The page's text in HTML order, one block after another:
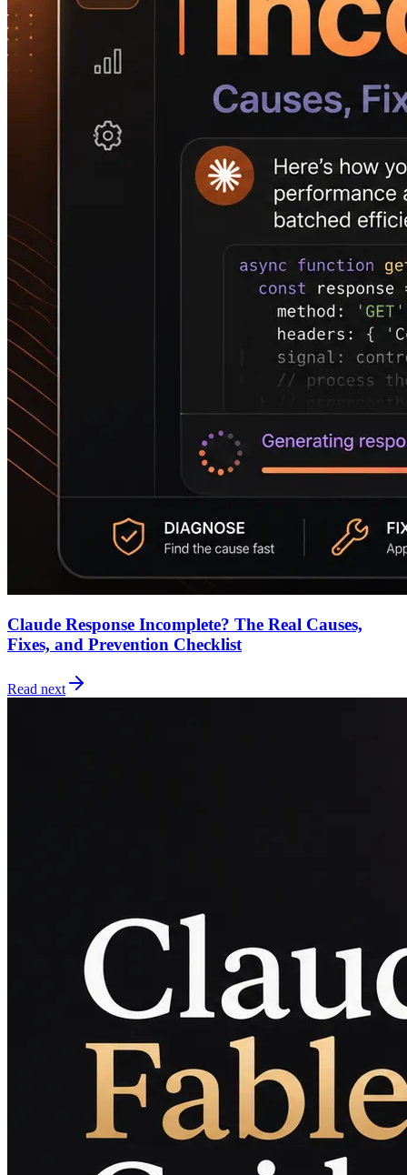
Claude Response Incomplete? The Real Causes,
Fixes, and Prevention Checklist
Read next